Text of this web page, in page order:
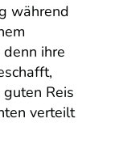
während
ihre
Reis
verteilt